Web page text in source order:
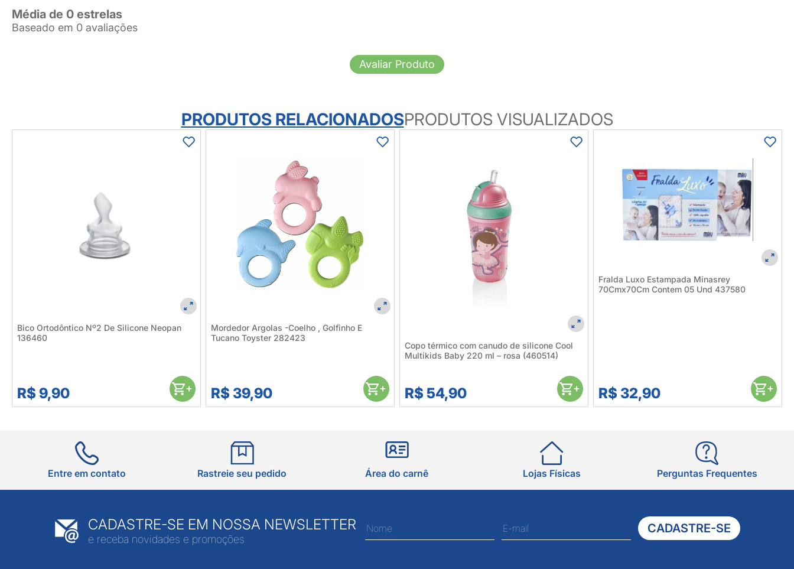
Média de 0 estrelas
Baseado em 0 avaliações
Avaliar Produto
PRODUTOS RELACIONADOSPRODUTOS VISUALIZADOS
Bico Ortodôntico Nº2 De Silicone Neopan
136460
R$ 9,90
Mordedor Argolas -Coelho , Golfinho E
Tucano Toyster 282423
R$ 39,90
Copo térmico com canudo de silicone Cool
Multikids Baby 220 ml – rosa (460514)
R$ 54,90
Fralda Luxo Estampada Minasrey
70Cmx70Cm Contem 05 Und 437580
R$ 32,90
Entre em contato Rastreie seu pedido Área do carnê Lojas Físicas Perguntas Frequentes
CADASTRE-SE EM NOSSA NEWSLETTER
e receba novidades e promoções
CADASTRE-SE